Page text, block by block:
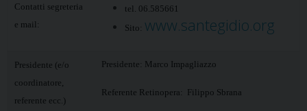
Contatti segreteria
e mail:
tel. 06.585661
Sito: www.santegidio.org
Presidente (e/o
coordinatore,
referente ecc.)
Presidente: Marco Impagliazzo
Referente Retinopera: Filippo Sbrana